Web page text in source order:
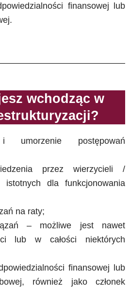
finansowej lub
wchodząc w
postępowań
przez wierzycieli /
istotnych dla funkcjonowania
na raty;
– możliwe jest nawet
lub w całości niektórych
finansowej lub
również jako członek